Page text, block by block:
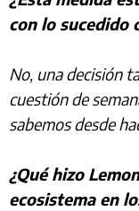
con lo sucedido
No, una decisión
cuestión de
sabemos desde
¿Qué hizo
ecosistema en